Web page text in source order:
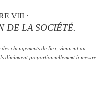
VIII :
DE LA SOCIÉTÉ.
changements de lieu, viennent au
diminuent proportionnellement à mesure